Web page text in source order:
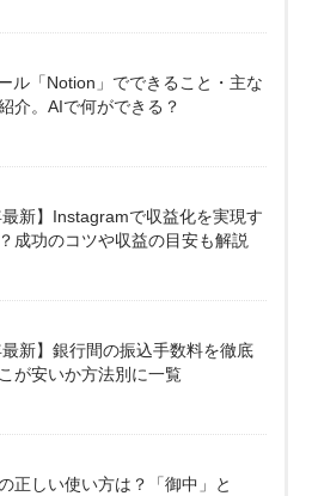
ル「Notion」でできること・主な
介。AIで何ができる？
最新】Instagramで収益化を実現す
成功のコツや収益の目安も解説
最新】銀行間の振込手数料を徹底
が安いか方法別に一覧
の正しい使い方は？「御中」と